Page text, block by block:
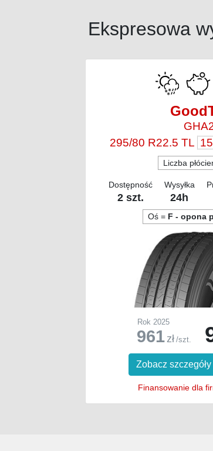
Ekspresowa
295/80 R22.5 TL
Liczba
Dostępność
2 szt.
Wysyłka
24h
Oś = F - opona
Rok 2025
961 zł /szt.
Zobacz szczegóły
Finansowanie dla